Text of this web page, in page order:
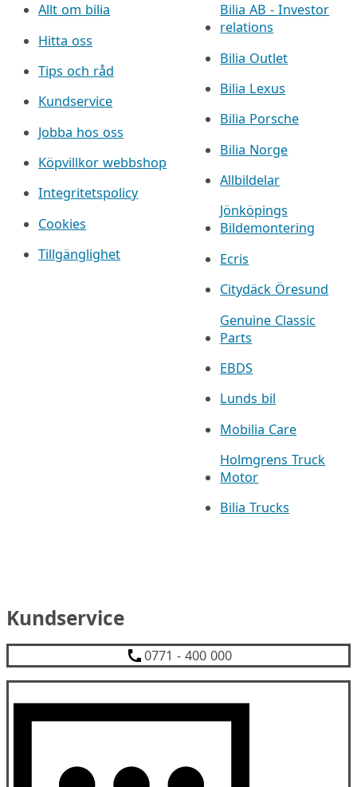
Allt om bilia
Hitta oss
Tips och råd
Kundservice
Jobba hos oss
Köpvillkor webbshop
Integritetspolicy
Cookies
Tillgänglighet
Bilia AB - Investor
relations
Bilia Outlet
Bilia Lexus
Bilia Porsche
Bilia Norge
Allbildelar
Jönköpings
Bildemontering
Ecris
Citydäck Öresund
Genuine Classic
Parts
EBDS
Lunds bil
Mobilia Care
Holmgrens Truck
Motor
Bilia Trucks
Kundservice
0771 - 400 000